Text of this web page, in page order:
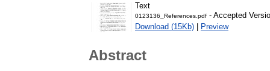
Text
0123136_References.pdf - Accepted
Download (15Kb) | Preview
Abstract